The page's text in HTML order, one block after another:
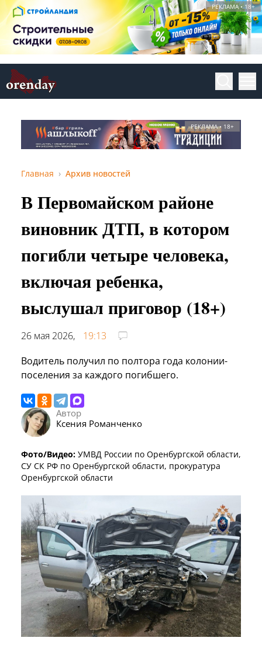
РЕКЛАМА • 18+
РЕКЛАМА • 18+
Главная Архив новостей
В Первомайском районе
виновник ДТП, в котором
погибли четыре человека,
включая ребенка,
выслушал приговор (18+)
26 мая 2026,
19:13
Водитель получил по полтора года колонии-
поселения за каждого погибшего.
Автор
Ксения Романченко
Фото/Видео: УМВД России по Оренбургской области,
СУ СК РФ по Оренбургской области, прокуратура
Оренбургской области